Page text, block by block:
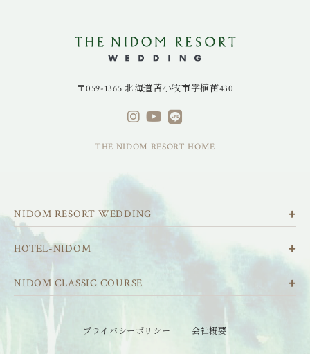
〒059-1365 北海道苫小牧市字植苗430
THE NIDOM RESORT HOME
NIDOM RESORT WEDDING
HOTEL-NIDOM
NIDOM CLASSIC COURSE
プライバシーポリシー 会社概要